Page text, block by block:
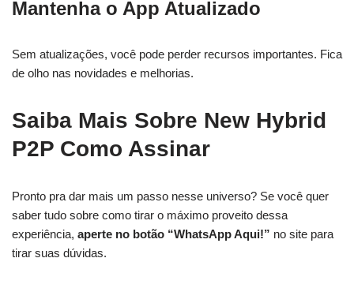
Mantenha o App Atualizado
Sem atualizações, você pode perder recursos importantes. Fica
de olho nas novidades e melhorias.
Saiba Mais Sobre New Hybrid
P2P Como Assinar
Pronto pra dar mais um passo nesse universo? Se você quer
saber tudo sobre como tirar o máximo proveito dessa
experiência, aperte no botão “WhatsApp Aqui!” no site para
tirar suas dúvidas.